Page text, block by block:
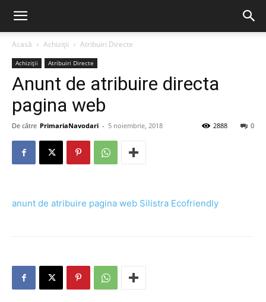
Acasă Achiziții Atribuiri Directe
Achiziții Atribuiri Directe
Anunt de atribuire directa
pagina web
De către PrimariaNavodari - 5 noiembrie, 2018 0
2888
anunt de atribuire pagina web Silistra Ecofriendly